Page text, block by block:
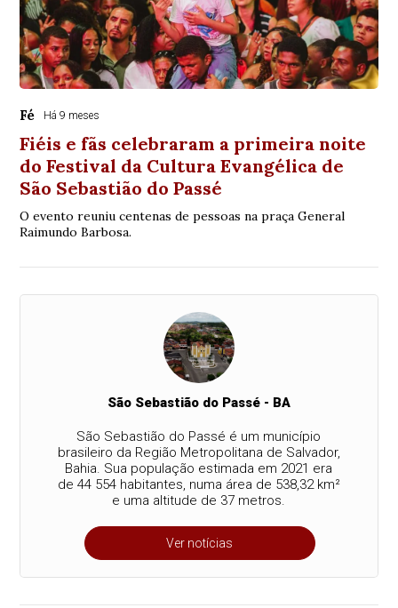
Fé Há 9 meses
Fiéis e fãs celebraram a primeira noite
do Festival da Cultura Evangélica de
São Sebastião do Passé
O evento reuniu centenas de pessoas na praça General
Raimundo Barbosa.
São Sebastião do Passé - BA
São Sebastião do Passé é um município
brasileiro da Região Metropolitana de Salvador,
Bahia. Sua população estimada em 2021 era
de 44 554 habitantes, numa área de 538,32 km²
e uma altitude de 37 metros.
Ver notícias